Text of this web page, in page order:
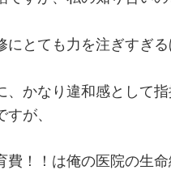
にとても力を注ぎすぎ
、かなり違和感として
が、
費！！は俺の医院の生